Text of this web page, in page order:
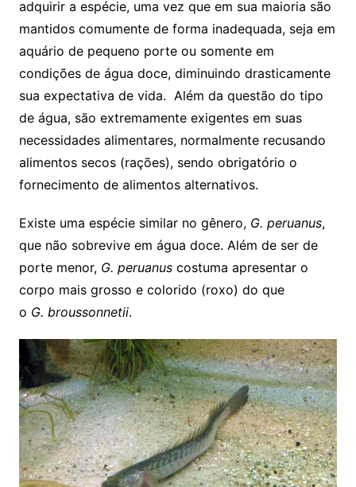
adquirir a espécie, uma vez que em sua maioria são
mantidos comumente de forma inadequada, seja em
aquário de pequeno porte ou somente em
condições de água doce, diminuindo drasticamente
sua expectativa de vida. Além da questão do tipo
de água, são extremamente exigentes em suas
necessidades alimentares, normalmente recusando
alimentos secos (rações), sendo obrigatório o
fornecimento de alimentos alternativos.
Existe uma espécie similar no gênero, G. peruanus,
que não sobrevive em água doce. Além de ser de
porte menor, G. peruanuscostuma apresentar o
corpo mais grosso e colorido (roxo) do que
o G. broussonnetii.